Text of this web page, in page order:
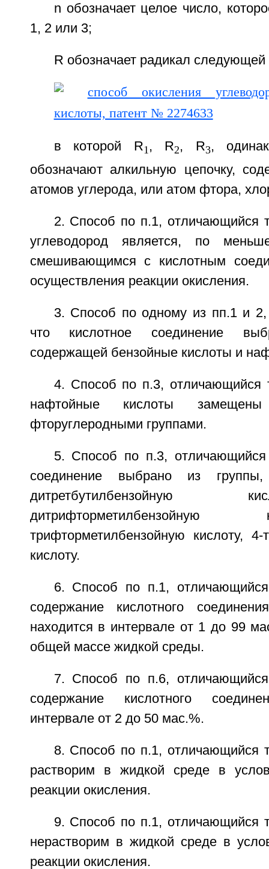
n обозначает целое число,
1, 2 или 3;
R обозначает радикал
в которой R1 , R2, R3,
обозначают алкильную цепочку,
атомов углерода, или атом фтора,
2. Способ по п.1, отличающийся
углеводород является, по
смешивающимся с кислотным
осуществления реакции окисления.
3. Способ по одному из пп.1 и
что кислотное соединение
содержащей бензойные кислоты и
4. Способ по п.3, отличающийся
нафтойные кислоты замещены
фторуглеродными группами.
5. Способ по п.3, отличающийся
соединение выбрано из
дитретбутилбензойную
трифторметилбензойную кислоту, 4-
кислоту.
6. Способ по п.1,
содержание кислотного
находится в интервале от 1 до 99
общей массе жидкой среды.
7. Способ по п.6,
содержание кислотного
интервале от 2 до 50 мас.%.
8. Способ по п.1, отличающийся
растворим в жидкой среде в
реакции окисления.
9. Способ по п.1, отличающийся
нерастворим в жидкой среде в
реакции окисления.